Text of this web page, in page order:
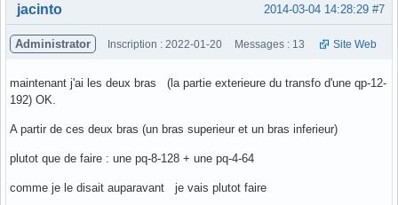
Hors ligne #7
2014-03-04 14:28:29
jacinto
Administrator Inscription : 2022-01-20 Messages : 13 Site Web
maintenant j'ai les deux bras (la partie exterieure du transfo d'une qp-12-
192) OK.
A partir de ces deux bras (un bras superieur et un bras inferieur)
plutot que de faire : une pq-8-128 + une pq-4-64
comme je le disait auparavant je vais plutot faire